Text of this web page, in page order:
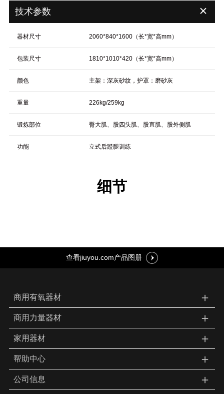
技术参数 ＋
器材尺寸 2060*840*1600（长*宽*高mm）
包装尺寸 1810*1010*420（长*宽*高mm）
颜色 主架：深灰砂纹，护罩：磨砂灰
重量 226kg/259kg
锻炼部位 臀大肌、股四头肌、股直肌、股外侧肌
功能 立式后蹬腿训练
细节
查看jiuyou.com产品图册
商用有氧器材 ＋
商用力量器材 ＋
家用器材 ＋
帮助中心 ＋
公司信息
＋